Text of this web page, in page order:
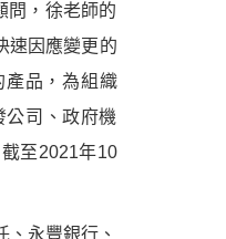
問，徐老師的
速因應變更的
產品，為組織
司、政府機
至2021年10
永豐銀行、